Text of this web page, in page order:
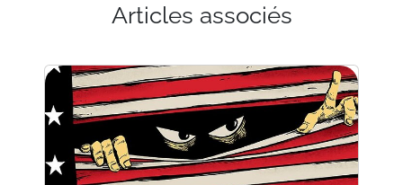
Articles associés